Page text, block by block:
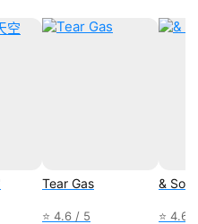
Tear Gas
⭐ 4.6 / 5
& Sons
⭐ 4.6